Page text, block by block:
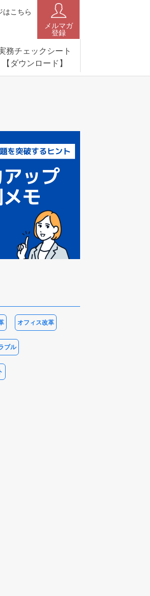
はこちら
メルマガ
登録
務チェックシート
【ダウンロード】
オフィス改革
ブル